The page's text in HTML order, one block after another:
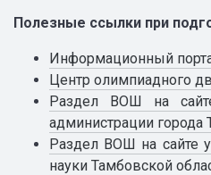
Полезные ссылки при
Информационный
Центр олимпиадного
Раздел ВОШ на
администрации города
Раздел ВОШ на сайте
науки Тамбовской